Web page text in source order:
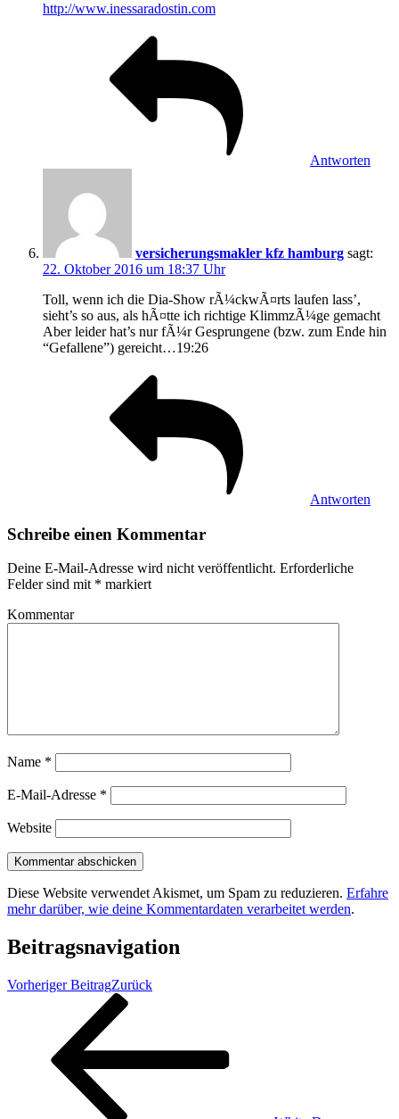
http://www.inessaradostin.com
Antworten
versicherungsmakler kfz hamburg sagt:
22. Oktober 2016 um 18:37 Uhr
Toll, wenn ich die Dia-Show rÃ¼ckwÃ¤rts laufen lass’,
sieht’s so aus, als hÃ¤tte ich richtige KlimmzÃ¼ge gemacht
Aber leider hat’s nur fÃ¼r Gesprungene (bzw. zum Ende hin
“Gefallene”) gereicht…19:26
Antworten
Schreibe einen Kommentar
Deine E-Mail-Adresse wird nicht veröffentlicht. Erforderliche
Felder sind mit * markiert
Kommentar
Name *
E-Mail-Adresse *
Website
Diese Website verwendet Akismet, um Spam zu reduzieren. Erfahre
mehr darüber, wie deine Kommentardaten verarbeitet werden.
Beitragsnavigation
Vorheriger BeitragZurück